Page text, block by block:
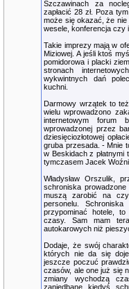
Szczawinach za
zapłacić 28 zł. Poza
może się okazać, że nie
wesele, konferencja czy
Takie imprezy mają w
Miziowej. A jeśli ktoś
pomidorowa i placki
stronach
wykwintnych dań
kuchni.
Darmowy wrzątek to
wielu wprowadzono
internetowym forum
wprowadzonej przez
dziesięciozłotowej
gruba przesada. - Mnie
w Beskidach z płatnymi
tymczasem Jacek
Władysław Orszulik,
schroniska
muszą zarobić na
personelu.
przypominać hotele, to
czasy. Sam mam
autokarowych niż
Dodaje, że swój
których nie da się
jeszcze poczuć
czasów, ale one już się
zmiany wychodzą
zaniedbane kiedyś